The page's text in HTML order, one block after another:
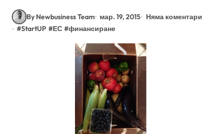
By Newbusiness Team мар. 19, 2015
Няма коментари
#StartUP #ЕС #финансиране